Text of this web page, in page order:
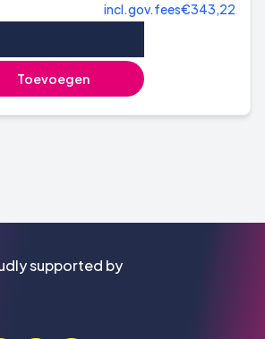
incl.gov.fees€343,22
Toevoegen
supported by